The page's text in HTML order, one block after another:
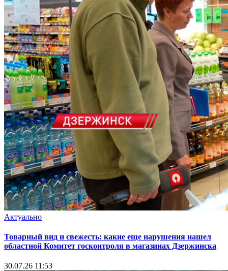
Актуально
Товарный вид и свежесть: какие еще нарушения нашел
областной Комитет госконтроля в магазинах Дзержинска
30.07.26 11:53